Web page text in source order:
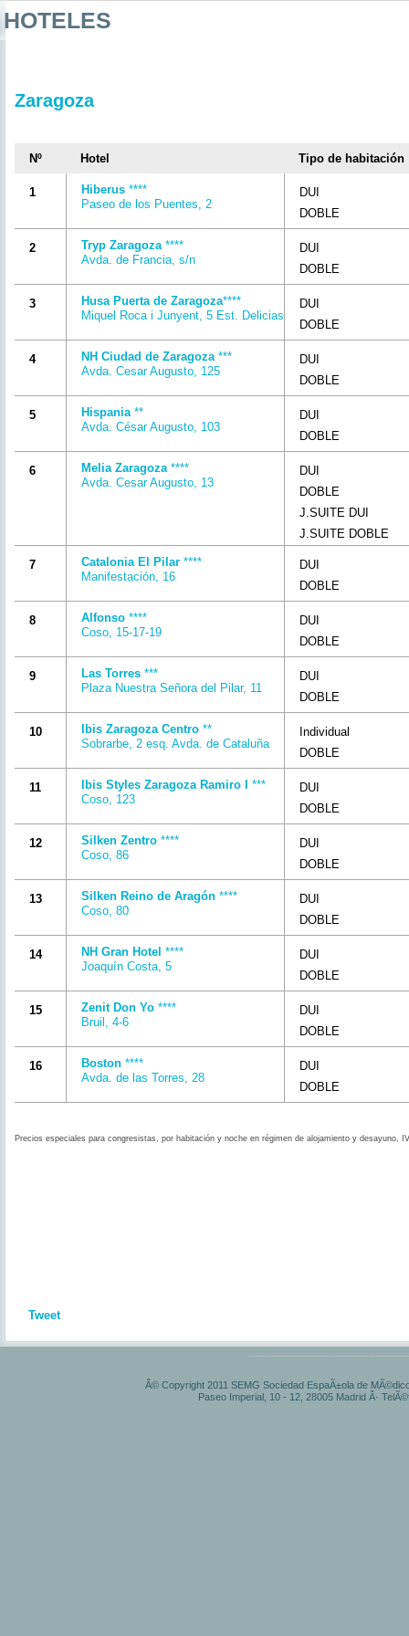
HOTELES
Zaragoza
Nº Hotel Tipo de habitación
1 Hiberus ****
Paseo de los Puentes, 2
DUI
DOBLE
2 Tryp Zaragoza****
Avda. de Francia, s/n
DUI
DOBLE
3 Husa Puerta de Zaragoza****
Miquel Roca i Junyent, 5 Est. Delicias
DUI
DOBLE
4 NH Ciudad de Zaragoza***
Avda. Cesar Augusto, 125
DUI
DOBLE
5 Hispania**
Avda. César Augusto, 103
DUI
DOBLE
6 Melia Zaragoza****
Avda. Cesar Augusto, 13
DUI
DOBLE
J.SUITE DUI
J.SUITE DOBLE
7 Catalonia El Pilar ****
Manifestación, 16
DUI
DOBLE
8 Alfonso ****
Coso, 15-17-19
DUI
DOBLE
9 Las Torres ***
Plaza Nuestra Señora del Pilar, 11
DUI
DOBLE
10 Ibis Zaragoza Centro **
Sobrarbe, 2 esq. Avda. de Cataluña
Individual
DOBLE
11 Ibis Styles Zaragoza Ramiro I
***
Coso, 123
DUI
DOBLE
12 Silken Zentro ****
Coso, 86
DUI
DOBLE
13 Silken Reino de Aragón ****
Coso, 80
DUI
DOBLE
14 NH Gran Hotel ****
Joaquín Costa, 5
DUI
DOBLE
15 Zenit Don Yo ****
Bruil, 4-6
DUI
DOBLE
16 Boston ****
Avda. de las Torres, 28
DUI
DOBLE
Precios especiales para congresistas, por habitación y noche en régimen de alojamiento y desayuno,
Tweet
Â© Copyright 2011 SEMG Sociedad EspaÃ±ola de
Paseo Imperial, 10 - 12, 28005 Madrid Â·